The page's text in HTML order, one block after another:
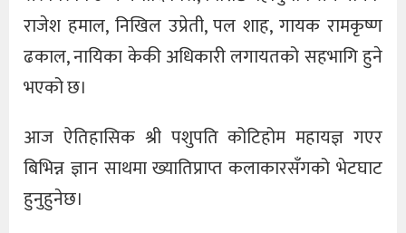
राजेश हमाल, निखिल उप्रेती, पल शाह, गायक रामकृष्ण
ढकाल, नायिका केकी अधिकारी लगायतको सहभागि हुने
भएको छ।
आज ऐतिहासिक श्री पशुपति कोटिहोम महायज्ञ गएर
बिभिन्न ज्ञान साथमा ख्यातिप्राप्त कलाकारसँगको भेटघाट
हुनुहुनेछ।